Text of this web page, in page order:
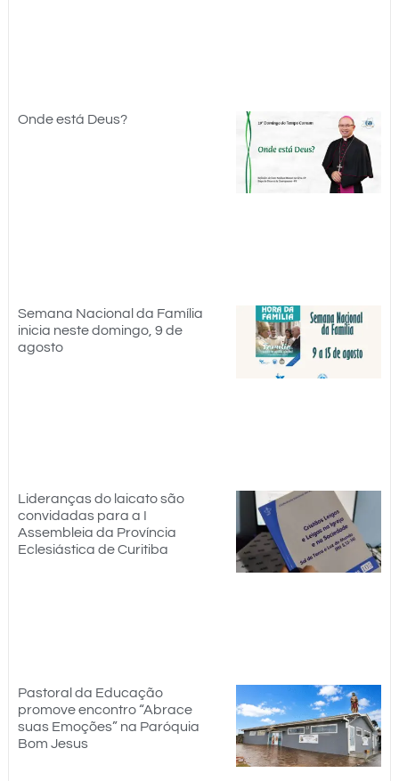
Onde está Deus?
Semana Nacional da Família
inicia neste domingo, 9 de
agosto
Lideranças do laicato são
convidadas para a I
Assembleia da Província
Eclesiástica de Curitiba
Pastoral da Educação
promove encontro “Abrace
suas Emoções” na Paróquia
Bom Jesus